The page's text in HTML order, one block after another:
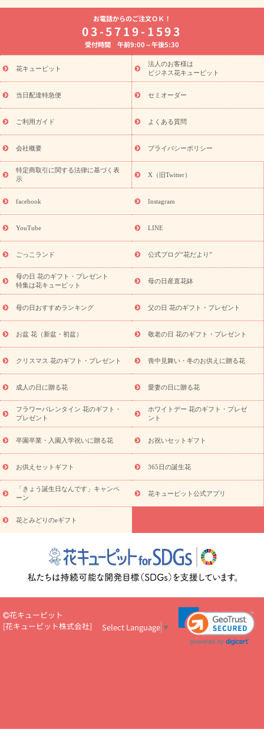
よく贈られる花
お祝いの花特集
誕生日フラワーギフト特集
8月の誕生花(トルコキキョウ)
開店・開業祝い
お供え・お悔やみ お供え・お悔やみの花
通夜・葬儀に贈る花 胡蝶蘭・花鉢
ーブドフラワー
季節のイベント
ひまわり ギフト・プレゼント
特集
お盆 花（新盆・初盆） 季節のイベント
お盆 花（新
盆・初盆）
お盆 花（新盆・初盆）
お盆・お供え 花とセットギ
フト
お盆・お供え プリザーブドフラワー
ひまわり ギフト・プ
レゼント特集
夏の花贈り・お中元・暑中見舞い 花のギフト特集
敬老の日におくる花ギフト・プレゼント特集
花ギフト・プレゼント特集
敬老の日 花のおすすめランキング
敬
老の日 花鉢植えのギフト・プレゼント特集
敬老の日 花とセットギ
フト・プレゼント特集
敬老の日の花 全てのギフト一覧
キャン
ペーン
映画『ウォーターガーディアンズ』コラボキャンペーン
「きょう誕生日なんです」キャンペーン
誕生日の花を探す
誕生日フラワーギフト 誕生日フラワーギフト特集
(トルコキキョウ)
9月の誕生花(リンドウ)
ら探す
お祝いの花特集 当日配達特急便 お祝い商品一覧
念日
結婚祝い 出産祝い 退院祝い・快気祝い
寿祝い
プチギフト ペットのお祝いフラワー
供え・お悔やみ商品一覧
お供え・お悔やみの花
四十九日法要以
お供え プリザーブドフラワー
ペットのお供えフラワー
お盆（新
盆・初盆）
その他 お祝い返し お見舞い
お取り寄せギフト
ビジネス用
ご自宅用 観葉植物 ミディ胡蝶蘭
プリザーブ
ドフラワー
スタイルから探す アレンジメント 花束
スタ
ンド花
お祝い お供え・お悔やみ 胡蝶蘭 胡蝶蘭・花鉢
ディ胡蝶蘭・お祝い
ミディ胡蝶蘭・お供え
世界初の青色胡蝶蘭
観葉植物
観葉植物 産直多肉植物
プリザーブドフラワー
お祝い
お供え・お悔やみ 花とセットギフト
セミオーダー
プチギフト（hanamore -ハナモア-）
花とみどりのeギフト
キューピットのeGfit
カラー ピンク イエローオレンジ
レッ
ド
お花の種類 トルコキキョウ
お祝い お祝い・3000円～ お祝い・4000円～
お祝い・
5000円～
お祝い・7000円～ お祝い・ 10000円～
お供え・お
悔やみ
円～
お供え・お悔やみ・
読み物
いのマナー
定年退職祝いのマナー
お祝いを贈るときのマナー・
花キューピットのお祝いコラム一覧
誕生日のお花を「色
彩心理学」で選ぶ方法
結婚祝いの予算相場
出産祝いお役立ち情
ール
新築引っ越し祝いコラム お祝い花のマナー総まとめ
職
場上司や先輩へ贈るお祝い花の正解は？
開店祝いの花 選び方ガイ
あり)
花キューピット×専門家
CO2排出量削減 / SDGsを考える
お電話からのご注文ＯＫ！
03-5719-1593
受付時間 午前9:00～午後5:30
花キューピット
法人のお客様は
ビジネス花キューピット
当日配達特急便 セミオーダー
ご利用ガイド よくある質問
会社概要 プライバシーポリシー
特定商取引に関する法律に基づく表
示
X（旧Twitter）
facebook Instagram
YouTube LINE
ごっこランド 公式ブログ“花だより”
母の日 花のギフト・プレゼント
特集は花キューピット
母の日産直花鉢
母の日おすすめランキング 父の日 花のギフト・プレゼント
お盆 花（新盆・初盆） 敬老の日 花のギフト・プレゼント
クリスマス 花のギフト・プレゼント 喪中見舞い・冬のお供えに贈る花
成人の日に贈る花 愛妻の日に贈る花
フラワーバレンタイン 花のギフト・
プレゼント
ホワイトデー 花のギフト・プレゼ
ント
卒園卒業・入園入学祝いに贈る花 お祝いセットギフト
お供えセットギフト 365日の誕生花
「きょう誕生日なんです」キャンペ
ーン
花キューピット公式アプリ
花とみどりのeギフト
花キューピット
[花キューピット株式会社] Select Language ▼